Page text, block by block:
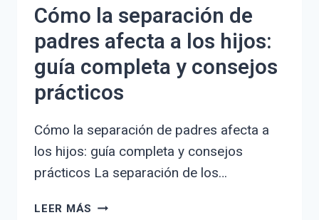
Cómo la separación de
padres afecta a los hijos:
guía completa y consejos
prácticos
Cómo la separación de padres afecta a
los hijos: guía completa y consejos
prácticos La separación de los…
LEER MÁS CÓMO